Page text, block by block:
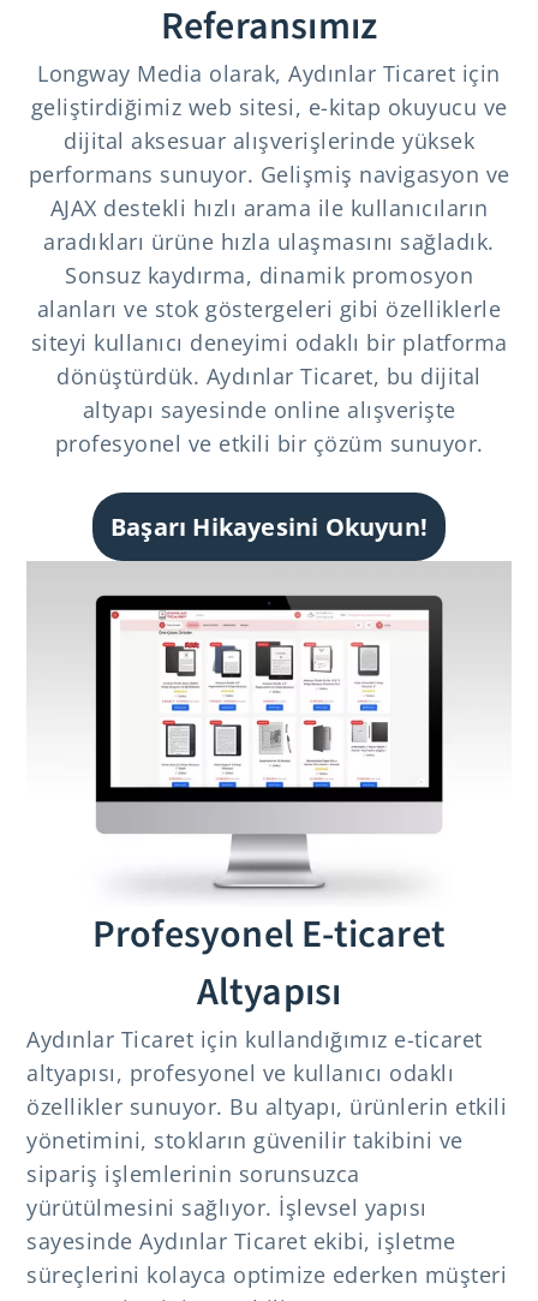
Referansımız
Longway Media olarak, Aydınlar Ticaret için
geliştirdiğimiz web sitesi, e-kitap okuyucu ve
dijital aksesuar alışverişlerinde yüksek
performans sunuyor. Gelişmiş navigasyon ve
AJAX destekli hızlı arama ile kullanıcıların
aradıkları ürüne hızla ulaşmasını sağladık.
Sonsuz kaydırma, dinamik promosyon
alanları ve stok göstergeleri gibi özelliklerle
siteyi kullanıcı deneyimi odaklı bir platforma
dönüştürdük. Aydınlar Ticaret, bu dijital
altyapı sayesinde online alışverişte
profesyonel ve etkili bir çözüm sunuyor.
Başarı Hikayesini Okuyun!
Profesyonel E-ticaret
Altyapısı
Aydınlar Ticaret için kullandığımız e-ticaret
altyapısı, profesyonel ve kullanıcı odaklı
özellikler sunuyor. Bu altyapı, ürünlerin etkili
yönetimini, stokların güvenilir takibini ve
sipariş işlemlerinin sorunsuzca
yürütülmesini sağlıyor. İşlevsel yapısı
sayesinde Aydınlar Ticaret ekibi, işletme
süreçlerini kolayca optimize ederken müşteri